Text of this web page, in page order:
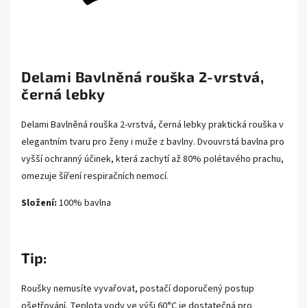
Delami Bavlněná rouška 2-vrstvá,
černá lebky
Delami Bavlněná rouška 2-vrstvá, černá lebky praktická rouška v
elegantním tvaru pro ženy i muže z bavlny. Dvouvrstá bavlna pro
vyšší ochranný účinek, která zachytí až 80% polétavého prachu,
omezuje šíření respiračních nemocí.
Složení: 100% bavlna
Tip:
Roušky nemusíte vyvařovat, postačí doporučený postup